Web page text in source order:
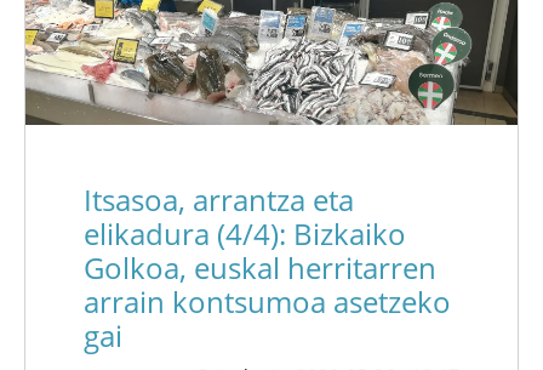
Itsasoa, arrantza eta
elikadura (4/4): Bizkaiko
Golkoa, euskal herritarren
arrain kontsumoa asetzeko
gai